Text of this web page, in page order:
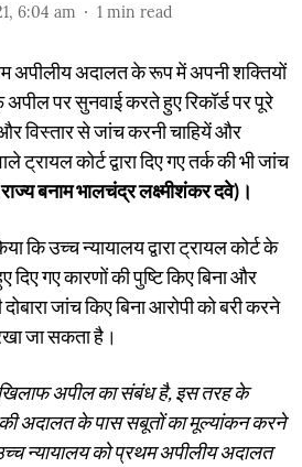
6:04 am 1 min read
अपीलीय अदालत के रूप में अपनी शक्तियों
पर सुनवाई करते हुए रिकॉर्ड पर पूरे
विस्तार से जांच करनी चाहियें और
ट्रायल कोर्ट द्वारा दिए गए तर्क की भी जांच
बनाम भालचंद्र लक्ष्मीशंकर दवे)।
कि उच्च न्यायालय द्वारा ट्रायल कोर्ट के
दिए गए कारणों की पुष्टि किए बिना और
जांच किए बिना आरोपी को बरी करने
जा सकता है।
अपील का संबंध है, इस तरह के
अदालत के पास सबूतों का मूल्यांकन करने
न्यायालय को प्रथम अपीलीय अदालत